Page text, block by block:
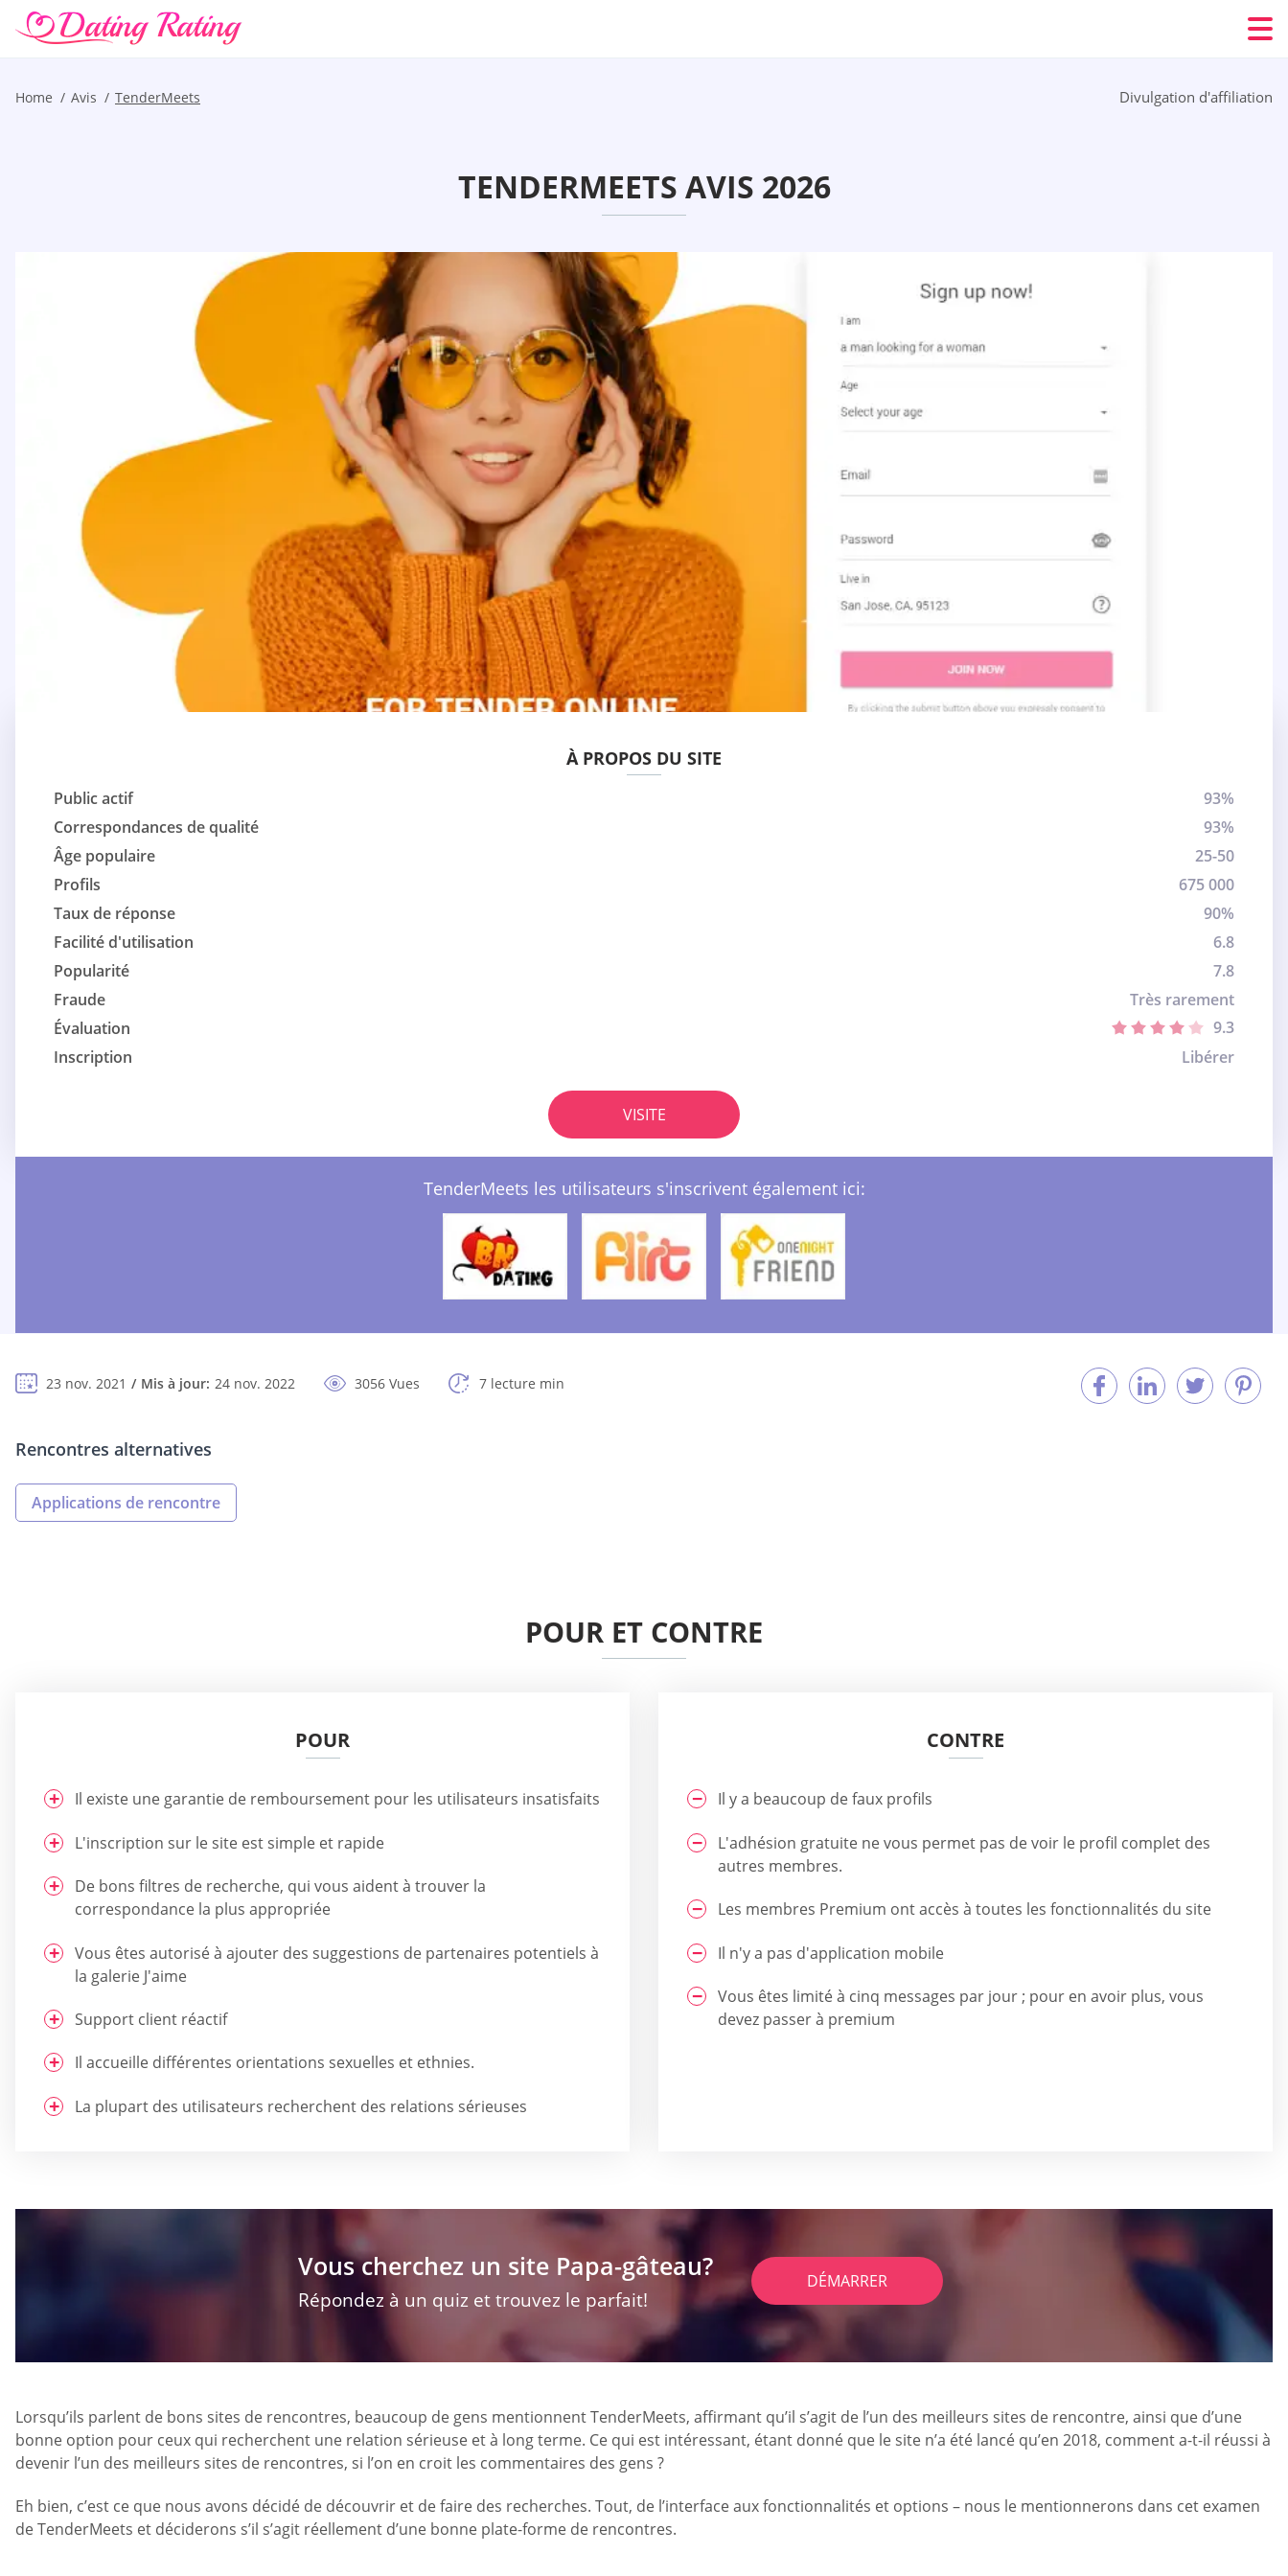
Home Avis TenderMeets Divulgation d'affiliation
TENDERMEETS AVIS 2026
À PROPOS DU SITE
Public actif
93%
Correspondances de qualité
93%
Âge populaire
25-50
Profils
675 000
Taux de réponse
90%
Facilité d'utilisation
6.8
Popularité
7.8
Fraude
Très rarement
Évaluation
9.3
Inscription
Libérer
VISITE
TenderMeets les utilisateurs s'inscrivent également ici:
23 nov. 2021 Mis à jour: 24 nov. 2022 3056 Vues 7 lecture min
Rencontres alternatives
Applications de rencontre
POUR ET CONTRE
POUR
Il existe une garantie de remboursement pour les utilisateurs insatisfaits
L'inscription sur le site est simple et rapide
De bons filtres de recherche, qui vous aident à trouver la
correspondance la plus appropriée
Vous êtes autorisé à ajouter des suggestions de partenaires potentiels à
la galerie J'aime
Support client réactif
Il accueille différentes orientations sexuelles et ethnies.
La plupart des utilisateurs recherchent des relations sérieuses
CONTRE
Il y a beaucoup de faux profils
L'adhésion gratuite ne vous permet pas de voir le profil complet des
autres membres.
Les membres Premium ont accès à toutes les fonctionnalités du site
Il n'y a pas d'application mobile
Vous êtes limité à cinq messages par jour ; pour en avoir plus, vous
devez passer à premium
Vous cherchez un site Papa-gâteau?
Répondez à un quiz et trouvez le parfait!
DÉMARRER
Lorsqu’ils parlent de bons sites de rencontres, beaucoup de gens mentionnent TenderMeets, affirmant qu’il s’agit de l’un des meilleurs sites de rencontre, ainsi que d’une
bonne option pour ceux qui recherchent une relation sérieuse et à long terme. Ce qui est intéressant, étant donné que le site n’a été lancé qu’en 2018, comment a-t-il réussi à
devenir l’un des meilleurs sites de rencontres, si l’on en croit les commentaires des gens ?
Eh bien, c’est ce que nous avons décidé de découvrir et de faire des recherches. Tout, de l’interface aux fonctionnalités et options – nous le mentionnerons dans cet examen
de TenderMeets et déciderons s’il s’agit réellement d’une bonne plate-forme de rencontres.